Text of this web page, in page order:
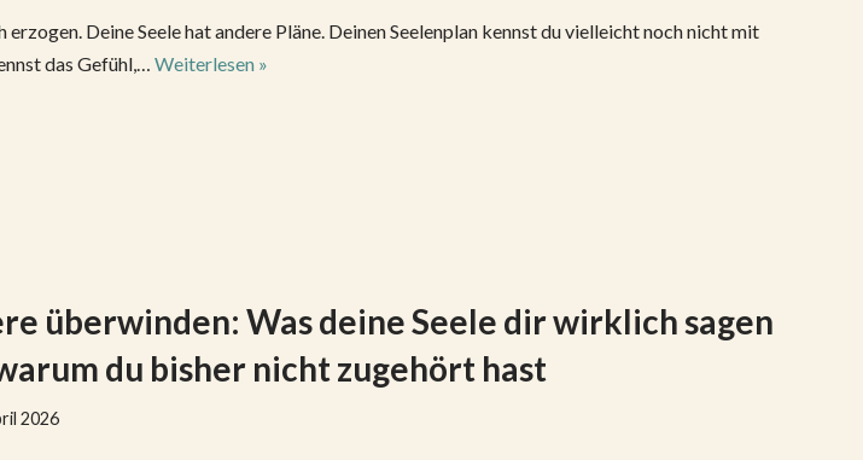
erzogen. Deine Seele hat andere Pläne. Deinen Seelenplan kennst du vielleicht noch nicht mit
das Gefühl,… Weiterlesen »
überwinden: Was deine Seele dir wirklich sagen
du bisher nicht zugehört hast
2026